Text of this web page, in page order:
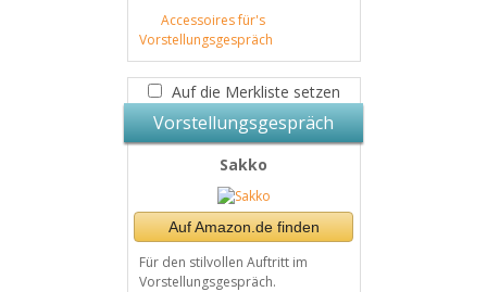
Accessoires für's
Vorstellungsgespräch
Auf die Merkliste setzen
Vorstellungsgespräch
Sakko
Auf Amazon.de finden
Für den stilvollen Auftritt im
Vorstellungsgespräch.